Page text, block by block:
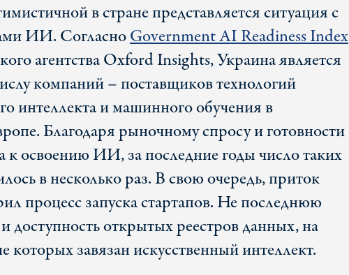
в стране представляется ситуация с
ИИ. СогласноGovernment AI Readiness Index
агентства Oxford Insights, Украина является
компаний – поставщиков технологий
интеллекта и машинного обучения в
Благодаря рыночному спросу и готовности
освоению ИИ, за последние годы число таких
в несколько раз. В свою очередь, приток
процесс запуска стартапов. Не последнюю
доступность открытых реестров данных, на
которых завязан искусственный интеллект.